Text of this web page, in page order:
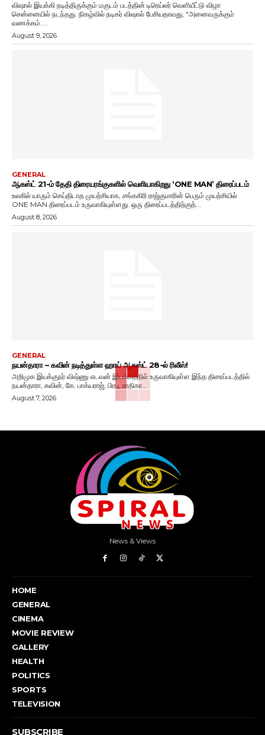
விஷால் இயக்கி நடித்திருக்கும் மகுடம் படத்தின் டிரெய்லர் வெளியீட்டு விழா
சென்னையில் நடந்தது. நிகழ்வில் நடிகர் விஷால் பேசியதாவது, "அனைவருக்கும்
வணக்கம்....
August 9, 2026
GENERAL
ஆகஸ்ட் 21-ம் தேதி திரையரங்குகளில் வெளியாகிறது ‘ONE MAN’ திரைப்படம்
உலகில் யாரும் செய்திடாத முயற்சியாக, சங்ககிரி ராஜ்குமாரின் பெரும் முயற்சியில்
ONE MAN திரைப்படம் உருவாகியுள்ளது. ஒரு திரைப்படத்திற்குத்...
August 8, 2026
GENERAL
நயன்தாரா – கவின் நடித்துள்ள ஹாய் ஆகஸ்ட் 28-ல் ரிலீஸ்!
அறிமுக இயக்குநர் விஷ்ணு எடவன் இயக்கத்தில் உருவாகியுள்ள இந்த திரைப்படத்தில்
நயன்தாரா, கவின், கே. பாக்யராஜ், பிரபு, ராதிகா...
August 7, 2026
News & Views
HOME
GENERAL
CINEMA
MOVIE REVIEW
GALLERY
HEALTH
POLITICS
SPORTS
TELEVISION
SUBSCRIBE